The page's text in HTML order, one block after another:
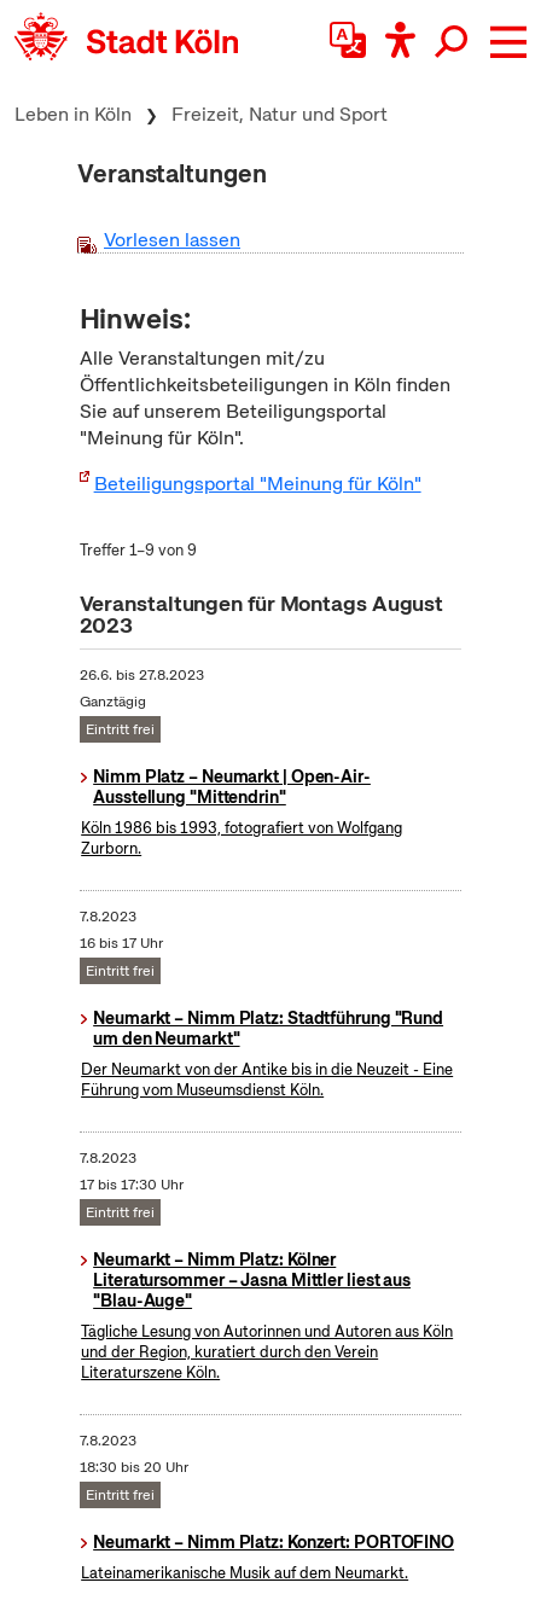
zum Inhalt springen
Leben in Köln Freizeit, Natur und Sport
Veranstaltungen
Vorlesen lassen
Hinweis:
Alle Veranstaltungen mit/zu
Öffentlichkeitsbeteiligungen in Köln finden
Sie auf unserem Beteiligungsportal
"Meinung für Köln".
Beteiligungsportal "Meinung für Köln"
Treffer 1–9 von 9
Veranstaltungen für Montags August
2023
26.6. bis27.8.2023
Ganztägig
Eintritt frei
Nimm Platz – Neumarkt | Open-Air-
Ausstellung "Mittendrin"
Köln 1986 bis 1993, fotografiert von Wolfgang
Zurborn.
7.8.2023
16 bis 17 Uhr
Eintritt frei
Neumarkt – Nimm Platz: Stadtführung "Rund
um den Neumarkt"
Der Neumarkt von der Antike bis in die Neuzeit - Eine
Führung vom Museumsdienst Köln.
7.8.2023
17 bis 17:30 Uhr
Eintritt frei
Neumarkt – Nimm Platz: Kölner
Literatursommer – Jasna Mittler liest aus
"Blau-Auge"
Tägliche Lesung von Autorinnen und Autoren aus Köln
und der Region, kuratiert durch den Verein
Literaturszene Köln.
7.8.2023
18:30 bis 20 Uhr
Eintritt frei
Neumarkt – Nimm Platz: Konzert: PORTOFINO
Lateinamerikanische Musik auf dem Neumarkt.